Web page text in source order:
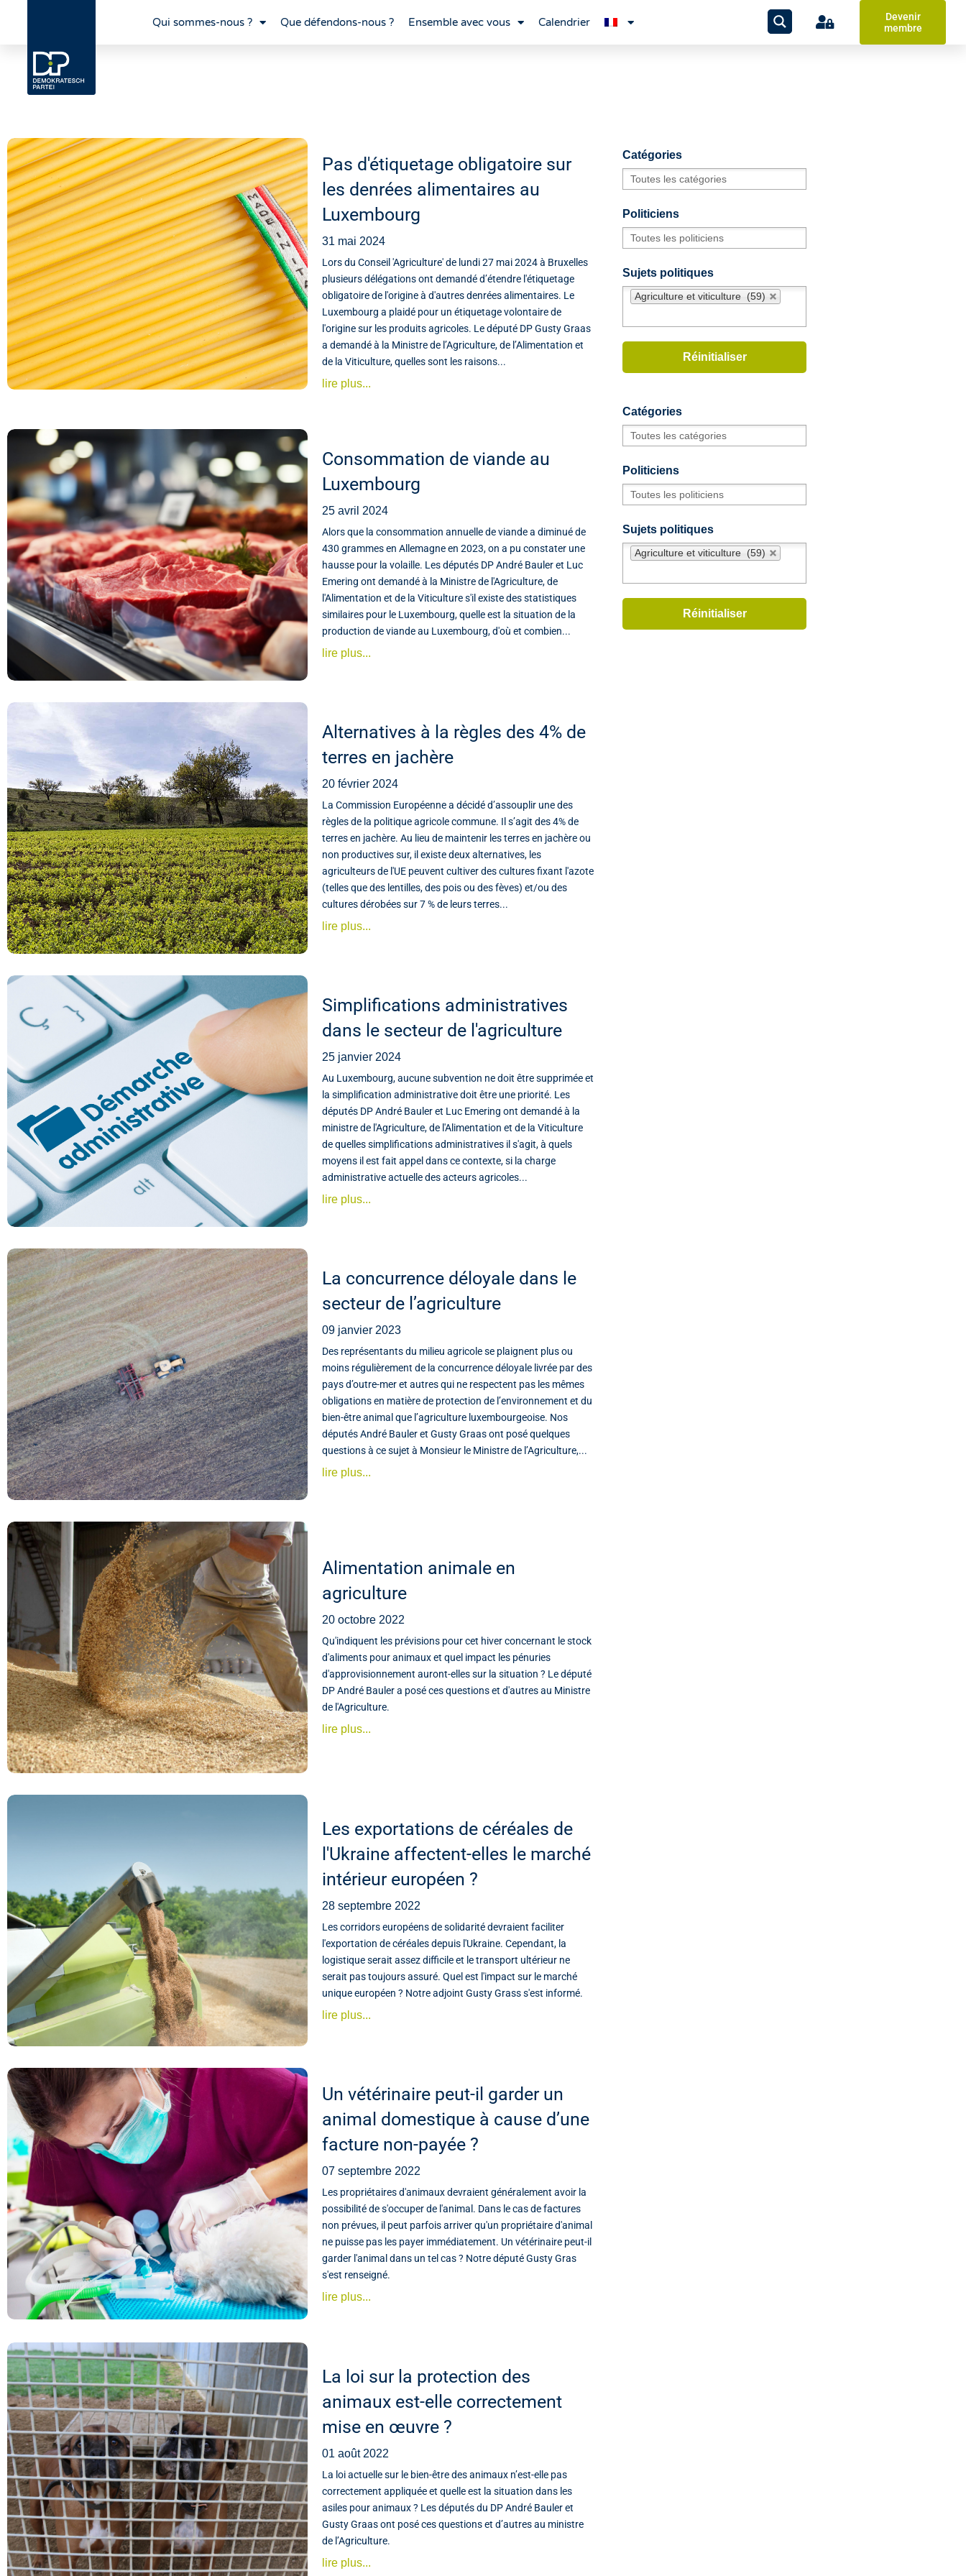
Qui sommes-nous ? Que défendons-nous ? Ensemble avec vous Calendrier
Devenir
membre
Pas d'étiquetage obligatoire sur
les denrées alimentaires au
Luxembourg
31 mai 2024
Lors du Conseil 'Agriculture' de lundi 27 mai 2024 à Bruxelles
plusieurs délégations ont demandé d’étendre l'étiquetage
obligatoire de l'origine à d'autres denrées alimentaires. Le
Luxembourg a plaidé pour un étiquetage volontaire de
l'origine sur les produits agricoles. Le député DP Gusty Graas
a demandé à la Ministre de l’Agriculture, de l’Alimentation et
de la Viticulture, quelles sont les raisons...
lire plus...
Consommation de viande au
Luxembourg
25 avril 2024
Alors que la consommation annuelle de viande a diminué de
430 grammes en Allemagne en 2023, on a pu constater une
hausse pour la volaille. Les députés DP André Bauler et Luc
Emering ont demandé à la Ministre de l'Agriculture, de
l'Alimentation et de la Viticulture s'il existe des statistiques
similaires pour le Luxembourg, quelle est la situation de la
production de viande au Luxembourg, d'où et combien...
lire plus...
Alternatives à la règles des 4% de
terres en jachère
20 février 2024
La Commission Européenne a décidé d’assouplir une des
règles de la politique agricole commune. Il s’agit des 4% de
terres en jachère. Au lieu de maintenir les terres en jachère ou
non productives sur, il existe deux alternatives, les
agriculteurs de l'UE peuvent cultiver des cultures fixant l'azote
(telles que des lentilles, des pois ou des fèves) et/ou des
cultures dérobées sur 7 % de leurs terres...
lire plus...
Simplifications administratives
dans le secteur de l'agriculture
25 janvier 2024
Au Luxembourg, aucune subvention ne doit être supprimée et
la simplification administrative doit être une priorité. Les
députés DP André Bauler et Luc Emering ont demandé à la
ministre de l'Agriculture, de l'Alimentation et de la Viticulture
de quelles simplifications administratives il s'agit, à quels
moyens il est fait appel dans ce contexte, si la charge
administrative actuelle des acteurs agricoles...
lire plus...
La concurrence déloyale dans le
secteur de l’agriculture
09 janvier 2023
Des représentants du milieu agricole se plaignent plus ou
moins régulièrement de la concurrence déloyale livrée par des
pays d’outre-mer et autres qui ne respectent pas les mêmes
obligations en matière de protection de l’environnement et du
bien-être animal que l’agriculture luxembourgeoise. Nos
députés André Bauler et Gusty Graas ont posé quelques
questions à ce sujet à Monsieur le Ministre de l’Agriculture,...
lire plus...
Alimentation animale en
agriculture
20 octobre 2022
Qu'indiquent les prévisions pour cet hiver concernant le stock
d'aliments pour animaux et quel impact les pénuries
d'approvisionnement auront-elles sur la situation ? Le député
DP André Bauler a posé ces questions et d'autres au Ministre
de l'Agriculture.
lire plus...
Les exportations de céréales de
l'Ukraine affectent-elles le marché
intérieur européen ?
28 septembre 2022
Les corridors européens de solidarité devraient faciliter
l'exportation de céréales depuis l'Ukraine. Cependant, la
logistique serait assez difficile et le transport ultérieur ne
serait pas toujours assuré. Quel est l'impact sur le marché
unique européen ? Notre adjoint Gusty Grass s'est informé.
lire plus...
Un vétérinaire peut-il garder un
animal domestique à cause d’une
facture non-payée ?
07 septembre 2022
Les propriétaires d'animaux devraient généralement avoir la
possibilité de s'occuper de l'animal. Dans le cas de factures
non prévues, il peut parfois arriver qu'un propriétaire d'animal
ne puisse pas les payer immédiatement. Un vétérinaire peut-il
garder l'animal dans un tel cas ? Notre député Gusty Gras
s'est renseigné.
lire plus...
La loi sur la protection des
animaux est-elle correctement
mise en œuvre ?
01 août 2022
La loi actuelle sur le bien-être des animaux n’est-elle pas
correctement appliquée et quelle est la situation dans les
asiles pour animaux ? Les députés du DP André Bauler et
Gusty Graas ont posé ces questions et d’autres au ministre
de l’Agriculture.
lire plus...
Catégories
Politiciens
Sujets politiques
Agriculture et viticulture (59)
Catégories
Politiciens
Sujets politiques
Agriculture et viticulture (59)